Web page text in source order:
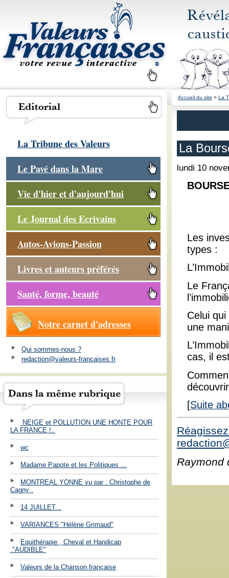
La Tribune des Valeurs
Le Pavé dans la Mare
Vie d'hier et d'aujourd'hui
Le Journal des Ecrivains
Autos-Avions-Passion
Livres et auteurs préférés
Santé, forme, beauté
Notre carnet d'adresses
Qui sommes-nous ?
redaction@valeurs-francaises.fr
NEIGE et POLLUTION UNE HONTE POUR
LA FRANCE !..
wc
Madame Papote et les Politiques ...
MONTREAL YONNE vu par : Christophe de
Cagny .
14 JUILLET...
VARIANCES "Hélène Grimaud"
Equithérapie , Cheval et Handicap
."AUDIBLE"
Valeurs de la Chanson française
Accueil du site > La
La
lundi 10
Les
types :
Le
Celui
une
cas, il
[Suite
Raymond